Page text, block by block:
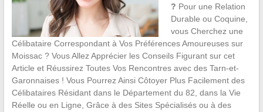
? Pour une Relation
Durable ou Coquine,
vous Cherchez une
Célibataire Correspondant à Vos Préférences Amoureuses sur
Moissac ? Vous Allez Apprécier les Conseils Figurant sur cet
Article et Réussirez Toutes Vos Rencontres avec des Tarn-et-
Garonnaises ! Vous Pourrez Ainsi Côtoyer Plus Facilement des
Célibataires Résidant dans le Département du 82, dans la Vie
Réelle ou en Ligne, Grâce à des Sites Spécialisés ou à des